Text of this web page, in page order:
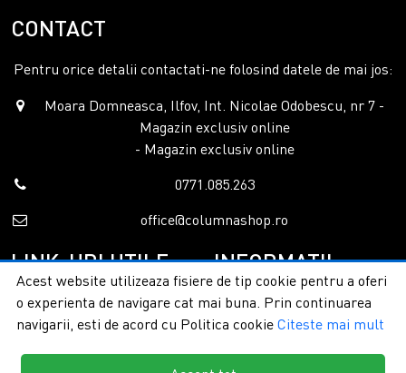
CONTACT
Pentru orice detalii contactati-ne folosind datele de mai jos:
Moara Domneasca, Ilfov, Int. Nicolae Odobescu, nr 7 -
Magazin exclusiv online
- Magazin exclusiv online
0771.085.263
office@columnashop.ro
LINK-URI UTILE
Acasa
Despre noi
INFORMATII
Garantie si service
Detalii livrare
Termeni si conditii
Acest website utilizeaza fisiere de tip cookie pentru a oferi
o experienta de navigare cat mai buna. Prin continuarea
navigarii, esti de acord cu Politica cookie Citeste mai mult